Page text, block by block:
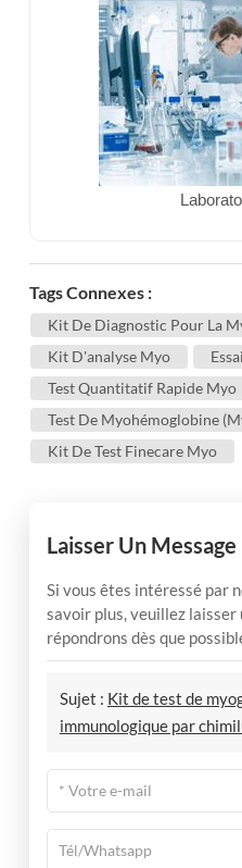
Tags Connexes :
Kit De Diagnostic Pour La
Kit D'analyse Myo
Test Quantitatif Rapide Myo
Test De Myohémoglobine
Kit De Test Finecare Myo
Laisser Un Message
Si vous êtes intéressé par
savoir plus, veuillez laisser
répondrons dès que
Sujet : Kit de test de
immunologique par